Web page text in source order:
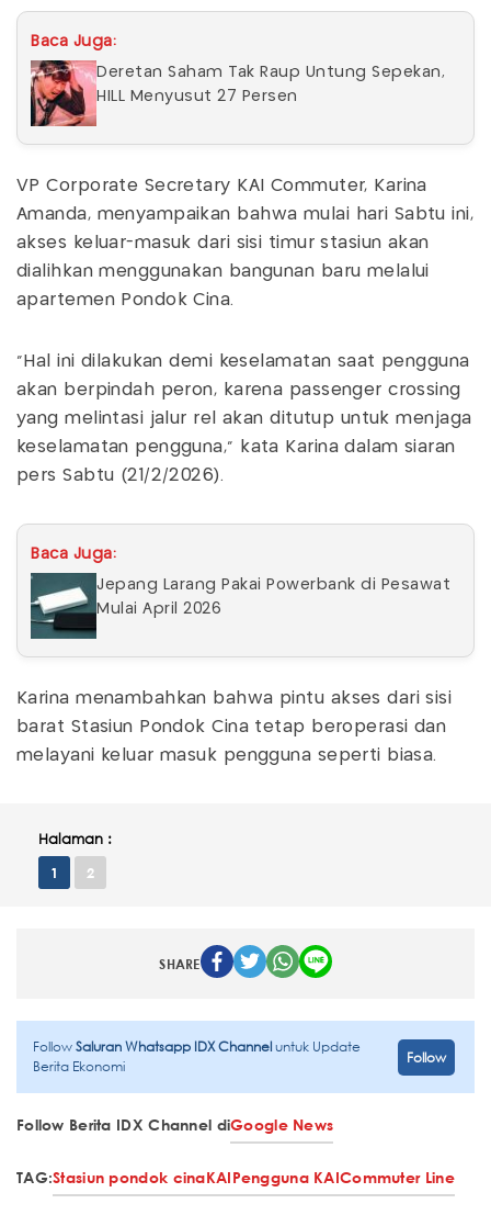
Baca Juga:
Deretan Saham Tak Raup Untung Sepekan,
HILL Menyusut 27 Persen
VP Corporate Secretary KAI Commuter, Karina
Amanda, menyampaikan bahwa mulai hari Sabtu ini,
akses keluar-masuk dari sisi timur stasiun akan
dialihkan menggunakan bangunan baru melalui
apartemen Pondok Cina.
"Hal ini dilakukan demi keselamatan saat pengguna
akan berpindah peron, karena passenger crossing
yang melintasi jalur rel akan ditutup untuk menjaga
keselamatan pengguna," kata Karina dalam siaran
pers Sabtu (21/2/2026).
Baca Juga:
Jepang Larang Pakai Powerbank di Pesawat
Mulai April 2026
Karina menambahkan bahwa pintu akses dari sisi
barat Stasiun Pondok Cina tetap beroperasi dan
melayani keluar masuk pengguna seperti biasa.
Halaman :
1 2
SHARE
FollowSaluran Whatsapp IDX Channeluntuk Update
Berita Ekonomi
Follow
Follow Berita IDX Channel diGoogle News
TAG:Stasiun pondok cinaKAIPengguna KAICommuter Line